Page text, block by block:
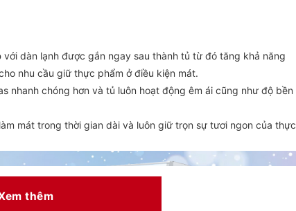
với dàn lạnh được gắn ngay sau thành tủ từ đó tăng khả năng
nhu cầu giữ thực phẩm ở điều kiện mát.
nhanh chóng hơn và tủ luôn hoạt động êm ái cũng như độ bền
mát trong thời gian dài và luôn giữ trọn sự tươi ngon của thực
thêm